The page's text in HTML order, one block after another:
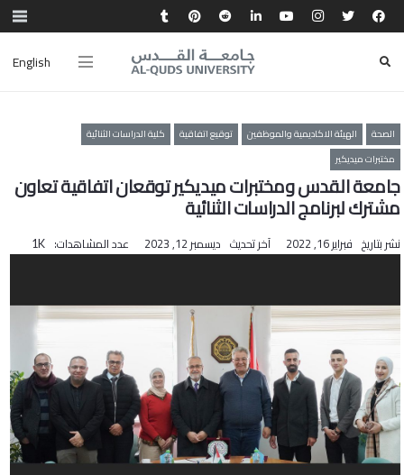
English
الصحة الهيئة الاكاديمية والموظفين توقيع اتفاقية
كلية الدراسات الثنائية
مختبرات ميديكير
جامعة القدس ومختبرات ميديكير توقعان اتفاقية تعاون
مشترك لبرنامج الدراسات الثنائية
نشر بتاريخ فبراير 16, 2022 آخر تحديث ديسمبر 12, 2023 عدد المشاهدات: 1K